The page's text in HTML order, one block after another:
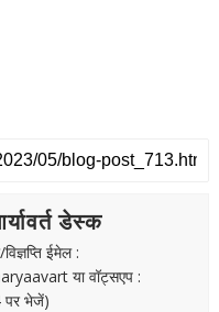
डेस्क
ईमेल :
या वॉट्सएप :
भेजें)